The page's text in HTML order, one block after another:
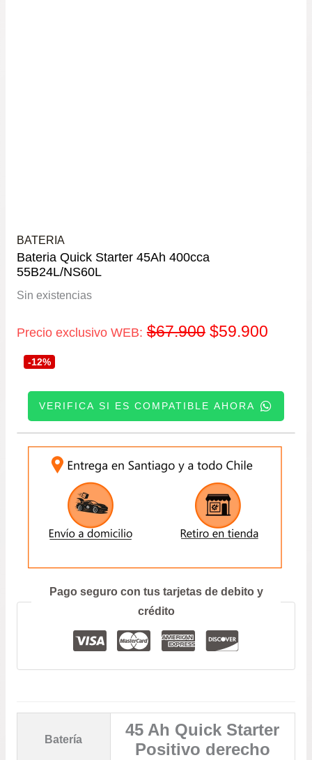
BATERIA
Bateria Quick Starter 45Ah 400cca
55B24L/NS60L
Sin existencias
Precio exclusivo WEB: $67.900 El
original
era:
$67.900.
$59.900El
actual
es:
-12%
VERIFICA SI ES COMPATIBLE AHORA
Pago seguro con tus tarjetas de debito y
crédito
Batería
45 Ah Quick Starter
Positivo derecho